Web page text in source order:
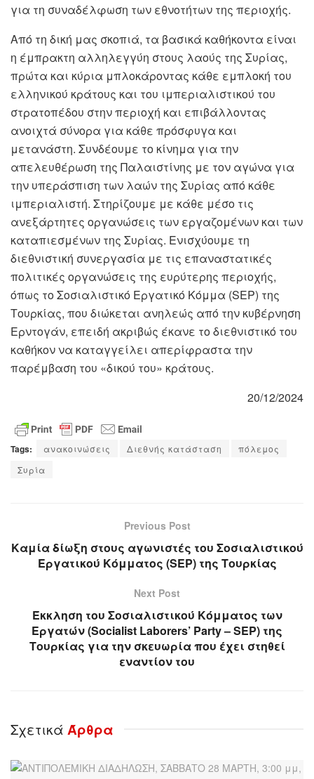
για τη συναδέλφωση των εθνοτήτων της περιοχής.
Από τη δική μας σκοπιά, τα βασικά καθήκοντα είναι
η έμπρακτη αλληλεγγύη στους λαούς της Συρίας,
πρώτα και κύρια μπλοκάροντας κάθε εμπλοκή του
ελληνικού κράτους και του ιμπεριαλιστικού του
στρατοπέδου στην περιοχή και επιβάλλοντας
ανοιχτά σύνορα για κάθε πρόσφυγα και
μετανάστη. Συνδέουμε το κίνημα για την
απελευθέρωση της Παλαιστίνης με τον αγώνα για
την υπεράσπιση των λαών της Συρίας από κάθε
ιμπεριαλιστή. Στηρίζουμε με κάθε μέσο τις
ανεξάρτητες οργανώσεις των εργαζομένων και των
καταπιεσμένων της Συρίας. Ενισχύουμε τη
διεθνιστική συνεργασία με τις επαναστατικές
πολιτικές οργανώσεις της ευρύτερης περιοχής,
όπως το Σοσιαλιστικό Εργατικό Κόμμα (SEP) της
Τουρκίας, που διώκεται ανηλεώς από την κυβέρνηση
Ερντογάν, επειδή ακριβώς έκανε το διεθνιστικό του
καθήκον να καταγγείλει απερίφραστα την
παρέμβαση του «δικού του» κράτους.
20/12/2024
Tags: ανακοινώσεις Διεθνής κατάσταση
πόλεμος
Συρία
Previous Post
Καμία δίωξη στους αγωνιστές του Σοσιαλιστικού
Εργατικού Κόμματος (SEP) της Τουρκίας
Next Post
Έκκληση του Σοσιαλιστικού Κόμματος των
Εργατών (Socialist Laborers’ Party – SEP) της
Τουρκίας για την σκευωρία που έχει στηθεί
εναντίον του
Σχετικά Άρθρα